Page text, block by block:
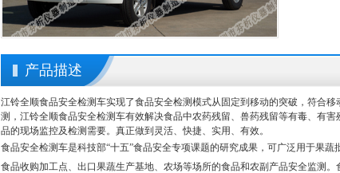
产品描述
江铃全顺食品安全检测车实现了食品安全检测模式从固定到移动的突破，符合
测，江铃全顺食品安全检测车有效解决食品中农药残留、兽药残留等有毒、有
品的现场监控及检测需要。真正做到灵活、快捷、实用、有效。
食品安全检测车是科技部“十五”食品安全专项课题的研究成果，可广泛用于果
食品收购加工点、出口果蔬生产基地、农场等场所的食品和农副产品安全监测